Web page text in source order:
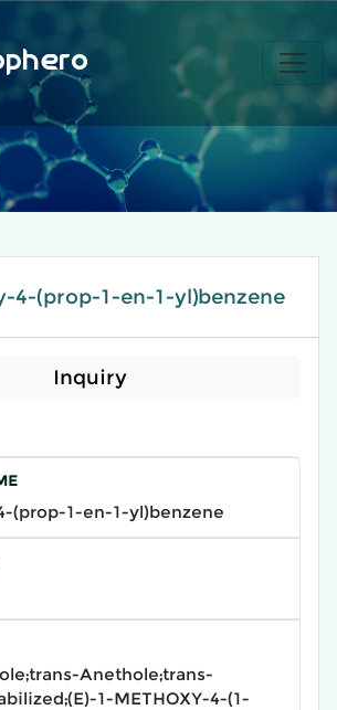
4-(prop-1-en-1-yl)benzene​
Inquiry
(prop-1-en-1-yl)benzene​
Anethole;trans-
1-METHOXY-4-(1-